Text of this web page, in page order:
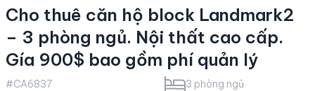
Cho thuê căn hộ block Landmark2
– 3 phòng ngủ. Nội thất cao cấp.
Gía 900$ bao gồm phí quản lý
#CA6837 3 phòng ngủ